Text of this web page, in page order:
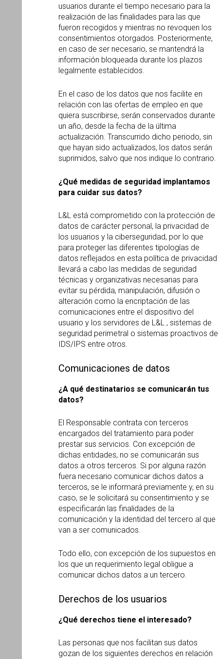
usuarios durante el tiempo necesario para la
realización de las finalidades para las que
fueron recogidos y mientras no revoquen los
consentimientos otorgados. Posteriormente,
en caso de ser necesario, se mantendrá la
información bloqueada durante los plazos
legalmente establecidos.
En el caso de los datos que nos facilite en
relación con las ofertas de empleo en que
quiera suscribirse, serán conservados durante
un año, desde la fecha de la última
actualización. Transcurrido dicho periodo, sin
que hayan sido actualizados, los datos serán
suprimidos, salvo que nos indique lo contrario.
¿Qué medidas de seguridad implantamos
para cuidar sus datos?
L&L está comprometido con la protección de
datos de carácter personal, la privacidad de
los usuarios y la ciberseguridad, por lo que
para proteger las diferentes tipologías de
datos reflejados en esta política de privacidad
llevará a cabo las medidas de seguridad
técnicas y organizativas necesarias para
evitar su pérdida, manipulación, difusión o
alteración como la encriptación de las
comunicaciones entre el dispositivo del
usuario y los servidores de L&L , sistemas de
seguridad perimetral o sistemas proactivos de
IDS/IPS entre otros.
Comunicaciones de datos
¿A qué destinatarios se comunicarán tus
datos?
El Responsable contrata con terceros
encargados del tratamiento para poder
prestar sus servicios. Con excepción de
dichas entidades, no se comunicarán sus
datos a otros terceros. Si por alguna razón
fuera necesario comunicar dichos datos a
terceros, se le informará previamente y, en su
caso, se le solicitará su consentimiento y se
especificarán las finalidades de la
comunicación y la identidad del tercero al que
van a ser comunicados.
Todo ello, con excepción de los supuestos en
los que un requerimiento legal obligue a
comunicar dichos datos a un tercero.
Derechos de los usuarios
¿Qué derechos tiene el interesado?
Las personas que nos facilitan sus datos
gozan de los siguientes derechos en relación